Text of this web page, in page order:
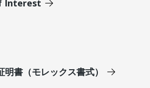
Interest
書（モレックス書式）